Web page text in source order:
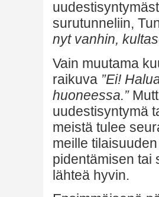
surutunneliin,
nyt vanhin,
Vain muutama
raikuva ”Ei!
huoneessa.”
uudestisyntymä
meistä tulee
meille
pidentämisen tai
lähteä hyvin.